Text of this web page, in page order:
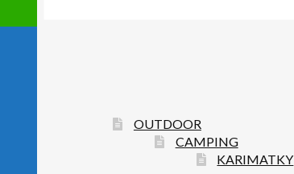
OUTDOOR
CAMPING
KARIMATKY